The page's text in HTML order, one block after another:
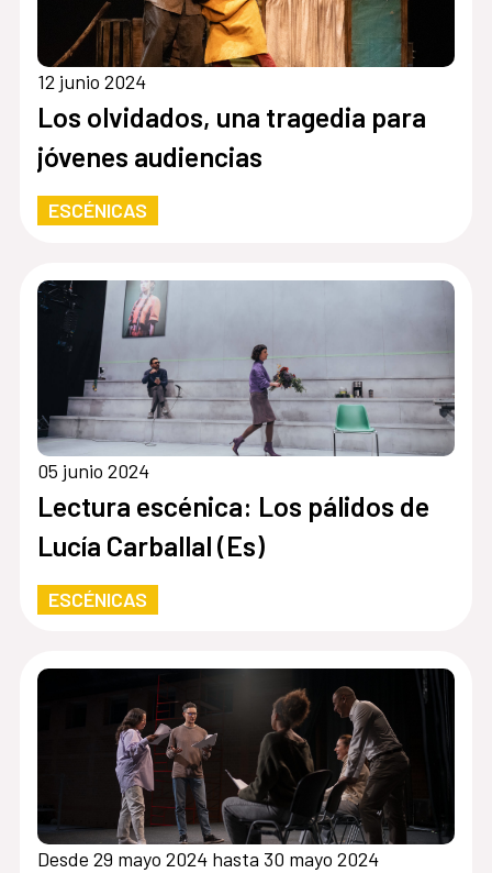
12 junio 2024
Los olvidados, una tragedia para
jóvenes audiencias
ESCÉNICAS
05 junio 2024
Lectura escénica: Los pálidos de
Lucía Carballal (Es)
ESCÉNICAS
Desde 29 mayo 2024 hasta 30 mayo 2024